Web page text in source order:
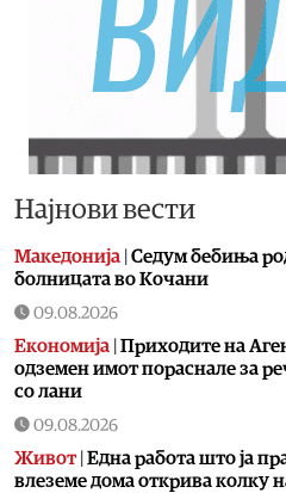
Најнови вести
Македонија Седум бебиња
болницата во Кочани
09.08.2026
Економија Приходите на
одземен имот пораснале за
со лани
09.08.2026
Живот| Една работа што ја
влеземе дома открива колку